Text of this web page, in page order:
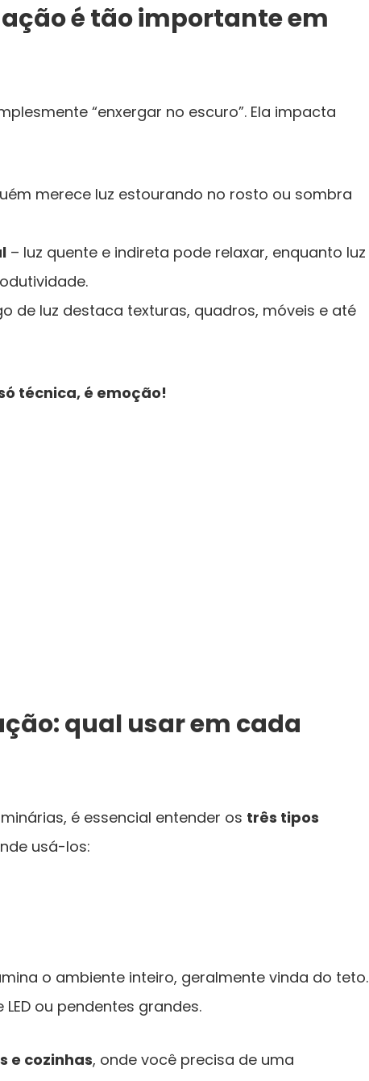
é tão importante em
“enxergar no escuro”. Ela impacta
merece luz estourando no rosto ou sombra
– luz quente e indireta pode relaxar, enquanto luz
de luz destaca texturas, quadros, móveis e até
técnica, é emoção!
qual usar em cada
é essencial entender os três tipos
usá-los:
o ambiente inteiro, geralmente vinda do teto.
ou pendentes grandes.
e cozinhas, onde você precisa de uma